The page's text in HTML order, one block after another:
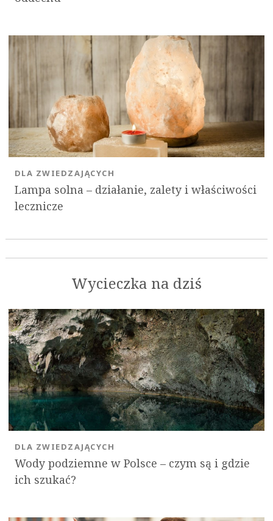
Lampa solna – działanie, zalety i właściwości
lecznicze
DLA ZWIEDZAJĄCYCH
Wycieczka na dziś
Wody podziemne w Polsce – czym są i gdzie
ich szukać?
DLA ZWIEDZAJĄCYCH